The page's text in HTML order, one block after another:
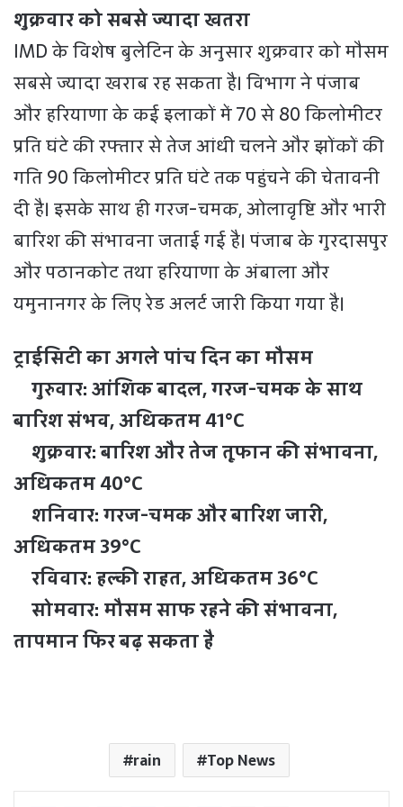
शुक्रवार को सबसे ज्यादा खतरा
IMD के विशेष बुलेटिन के अनुसार शुक्रवार को मौसम
सबसे ज्यादा खराब रह सकता है। विभाग ने पंजाब
और हरियाणा के कई इलाकों में 70 से 80 किलोमीटर
प्रति घंटे की रफ्तार से तेज आंधी चलने और झोंकों की
गति 90 किलोमीटर प्रति घंटे तक पहुंचने की चेतावनी
दी है। इसके साथ ही गरज-चमक, ओलावृष्टि और भारी
बारिश की संभावना जताई गई है। पंजाब के गुरदासपुर
और पठानकोट तथा हरियाणा के अंबाला और
यमुनानगर के लिए रेड अलर्ट जारी किया गया है।
ट्राईसिटी का अगले पांच दिन का मौसम
गुरुवार: आंशिक बादल, गरज-चमक के साथ
बारिश संभव, अधिकतम 41°C
शुक्रवार: बारिश और तेज तूफान की संभावना,
अधिकतम 40°C
शनिवार: गरज-चमक और बारिश जारी,
अधिकतम 39°C
रविवार: हल्की राहत, अधिकतम 36°C
सोमवार: मौसम साफ रहने की संभावना,
तापमान फिर बढ़ सकता है
rain Top News